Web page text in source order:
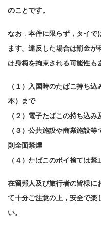
のことです。
なお，本件に限らず，タイで
ます。違反した場合は罰金
は身柄を拘束される可能性も
（１）入国時のたばこ持ち
本）まで
（２）電子たばこの持ち込み
（３）公共施設や商業施設
則全面禁煙
（４）たばこのポイ捨ては禁
在留邦人及び旅行者の皆様に
て十分ご注意の上，安全で楽
い。